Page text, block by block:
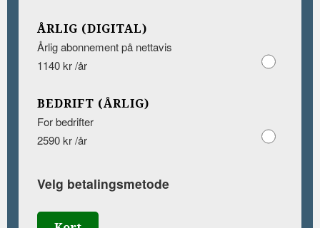
ÅRLIG (DIGITAL)
Årlig abonnement på nettavis
1140 kr /år
BEDRIFT (ÅRLIG)
For bedrifter
2590 kr /år
Velg betalingsmetode